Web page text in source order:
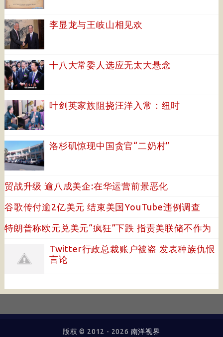
李显龙与王岐山相见欢
十八大常委人选应无太大悬念
叶剑英家族阻挠汪洋入常：纽时
洛杉矶惊现中国贪官“二奶村”
贸战升级 逾八成美企:在华运营前景恶化
谷歌传付逾2亿美元 结束美国YouTube违例调查
特朗普称欧元兑美元“疯狂”下跌 指责美联储不作为
Twitter行政总裁账户被盗 发表种族仇恨
言论
版权 © 2012 - 2026 南洋视界